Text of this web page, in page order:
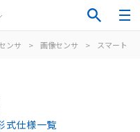
ンサ > 画像センサ > スマートカ
式仕様一覧